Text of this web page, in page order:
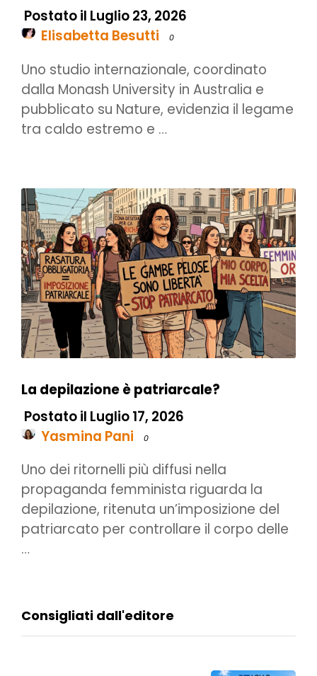
Postato il Luglio 23, 2026
Elisabetta Besutti
0
Uno studio internazionale, coordinato
dalla Monash University in Australia e
pubblicato su Nature, evidenzia il legame
tra caldo estremo e …
La depilazione è patriarcale?
Postato il Luglio 17, 2026
Yasmina Pani
0
Uno dei ritornelli più diffusi nella
propaganda femminista riguarda la
depilazione, ritenuta un’imposizione del
patriarcato per controllare il corpo delle
…
Consigliati dall'editore